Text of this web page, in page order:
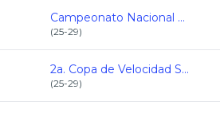
Campeonato Nacional Master C.C. 2025
(25-29)
2a. Copa de Velocidad Swim Master C.C. 2025
(25-29)